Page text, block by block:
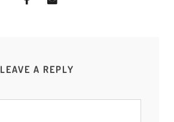
LEAVE A REPLY